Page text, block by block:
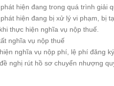
hiện đang trong quá trình giải
hiện đang bị xử lý vi phạm, bị
thực hiện nghĩa vụ nộp thuế.
nghĩa vụ nộp thuế
nghĩa vụ nộp phí, lệ phí đăng
nghị rút hồ sơ chuyển nhượng